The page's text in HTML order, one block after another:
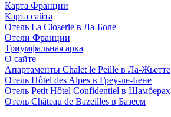
Карта Франции
Карта сайта
Отель La Closerie в Ла-Боле
Отели Франции
Триумфальная арка
О сайте
Апартаменты Chalet le Peille в Ла-Жьетте
Отель Hôtel des Alpes в Греу-ле-Бене
Отель Petit Hôtel Confidentiel в Шамберах
Отель Château de Bazeilles в Базеем